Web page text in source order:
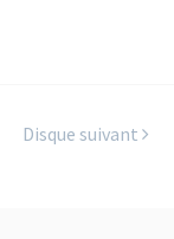
Disque suivant